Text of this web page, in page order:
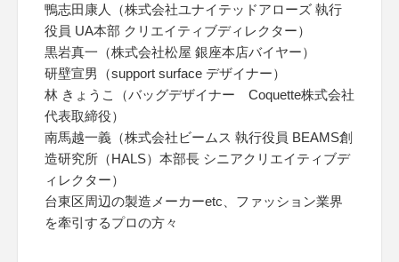
鴨志田康人（株式会社ユナイテッドアローズ 執行
役員 UA本部 クリエイティブディレクター）
黒岩真一（株式会社松屋 銀座本店バイヤー）
研壁宣男（support surface デザイナー）
林 きょうこ（バッグデザイナー Coquette株式会社
代表取締役）
南馬越一義（株式会社ビームス 執行役員 BEAMS創
造研究所（HALS）本部長 シニアクリエイティブデ
ィレクター）
台東区周辺の製造メーカーetc、ファッション業界
を牽引するプロの方々